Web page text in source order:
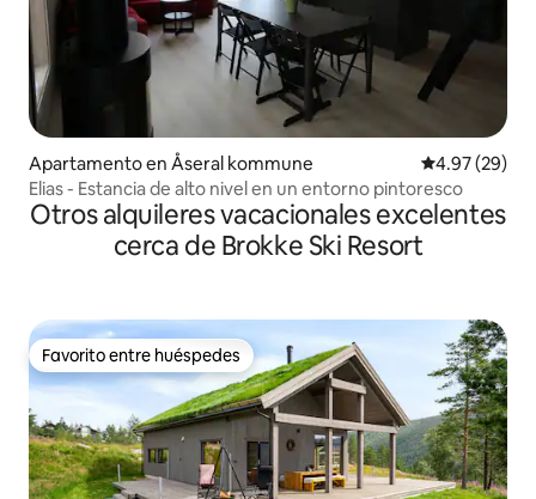
Apartamento en Åseral kommune Calificación
4.97 (29)
Elias - Estancia de alto nivel en un entorno pintoresco
Otros alquileres vacacionales excelentes
cerca de Brokke Ski Resort
Favorito entre huéspedes
Favorito entre huéspedes